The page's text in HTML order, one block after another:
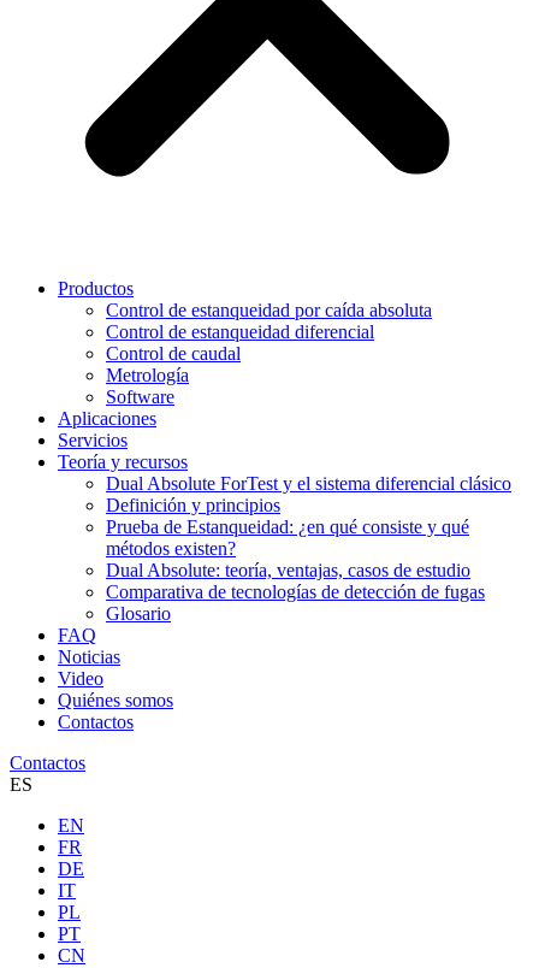
Productos
Control de estanqueidad por caída absoluta
Control de estanqueidad diferencial
Control de caudal
Metrología
Software
Aplicaciones
Servicios
Teoría y recursos
Dual Absolute ForTest y el sistema diferencial clásico
Definición y principios
Prueba de Estanqueidad: ¿en qué consiste y qué
métodos existen?
Dual Absolute: teoría, ventajas, casos de estudio
Comparativa de tecnologías de detección de fugas
Glosario
FAQ
Noticias
Video
Quiénes somos
Contactos
Contactos
ES
EN
FR
DE
IT
PL
PT
CN